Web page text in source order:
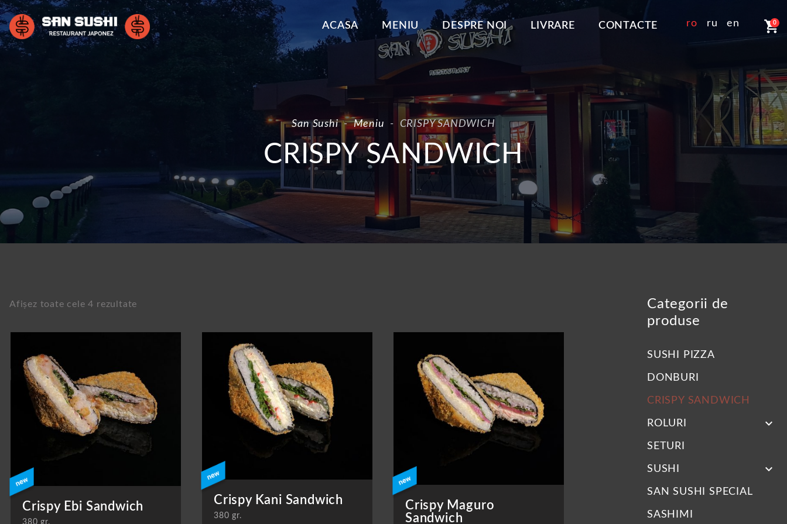
ACASA MENIU DESPRE NOI LIVRARE CONTACTE ro ru en 0
shopping_cart
San Sushi - Meniu - CRISPY SANDWICH
CRISPY SANDWICH
Afișez toate cele 4 rezultate
Crispy Ebi Sandwich Crispy Kani Sandwich
380 gr.
Crispy Maguro
Sandwich
Categorii de
produse
SUSHI PIZZA
DONBURI
CRISPY SANDWICH
ROLURI keyboard_arrow_down
SETURI
SUSHI keyboard_arrow_down
SAN SUSHI SPECIAL
SASHIMI